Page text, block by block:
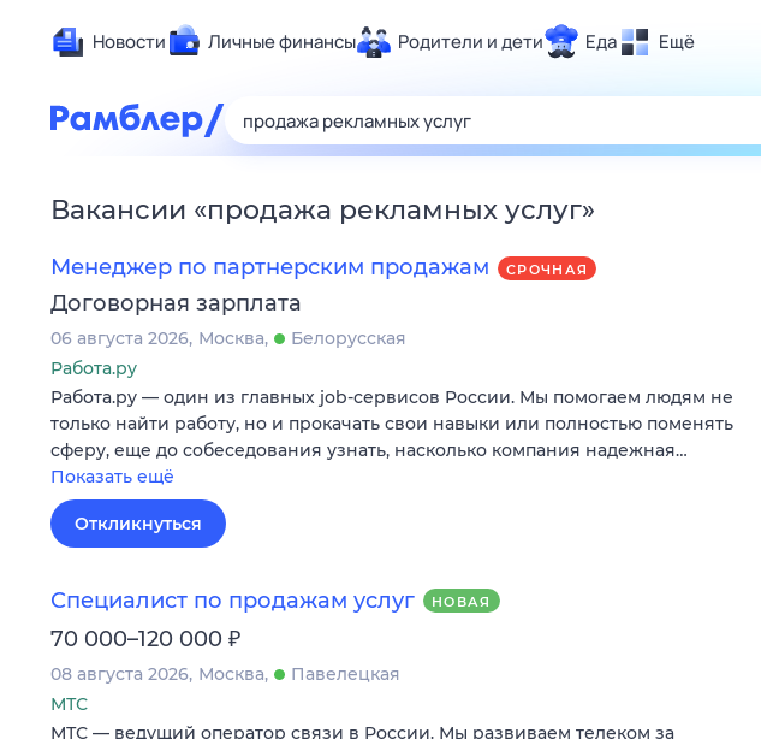
Новости Личные финансы Родители и дети Еда Ещё
Здоровье
Развлечения и отдых
Спорт
Карьера
Сберегаем вместе
Вакансии «продажа рекламных услуг»
Менеджер по партнерским продажам СРОЧНАЯ
Договорная зарплата
06 августа 2026 Москва
Белорусская
Работа.ру
Работа.ру — один из главных job-сервисов России. Мы помогаем людям не
только найти работу, но и прокачать свои навыки или полностью поменять
сферу, еще до собеседования узнать, насколько компания надежная…
Показать ещё
Откликнуться
Специалист по продажам услуг НОВАЯ
70 000–120 000 ₽
08 августа 2026 Москва
Павелецкая
МТС
МТС — ведущий оператор связи в России. Мы развиваем телеком за